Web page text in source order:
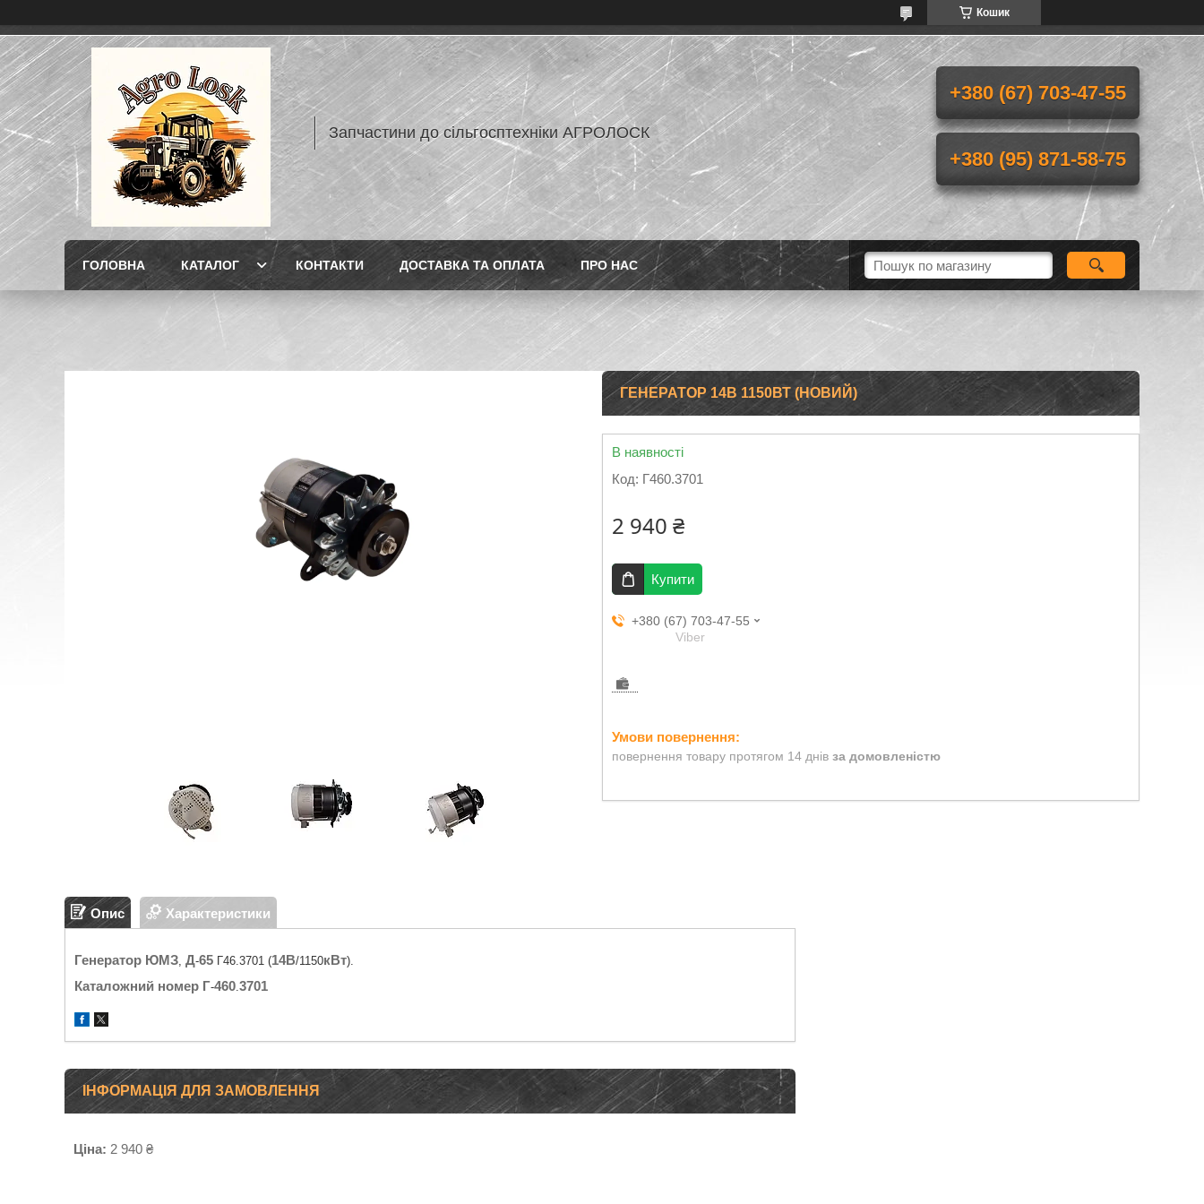
Кошик
Запчастини до сільгосптехніки АГРОЛОСК
+380 (67) 703-47-55
+380 (95) 871-58-75
ГОЛОВНА КАТАЛОГ КОНТАКТИ ДОСТАВКА ТА ОПЛАТА ПРО НАС
ГЕНЕРАТОР 14В 1150ВТ (НОВИЙ)
В наявності
Код: Г460.3701
2 940 ₴
Купити
+380 (67) 703-47-55
Viber
повернення товару протягом 14 днів за домовленістю
Опис Характеристики
Генератор ЮМЗ, Д-65 Г46.3701 (14В/1150кВт).
Каталожний номер Г-460.3701
ІНФОРМАЦІЯ ДЛЯ ЗАМОВЛЕННЯ
Ціна: 2 940 ₴